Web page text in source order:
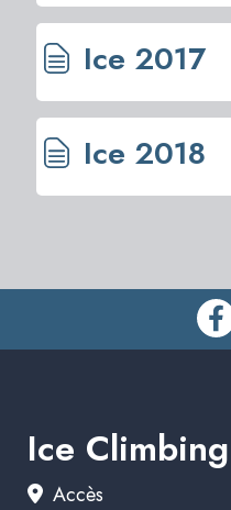
Ice 2017
Ice 2018
Ice
Accès